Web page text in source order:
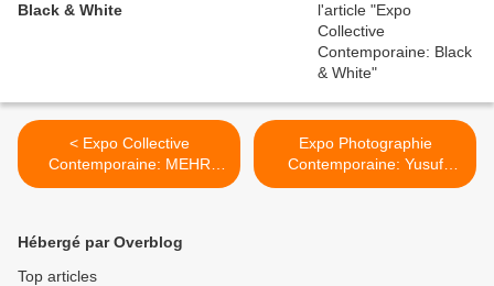
Black & White
< Expo Collective
Contemporaine: MEHR
LICHT!
Expo Photographie
Contemporaine: Yusuf
SEVINCLI >
Hébergé par Overblog
Top articles